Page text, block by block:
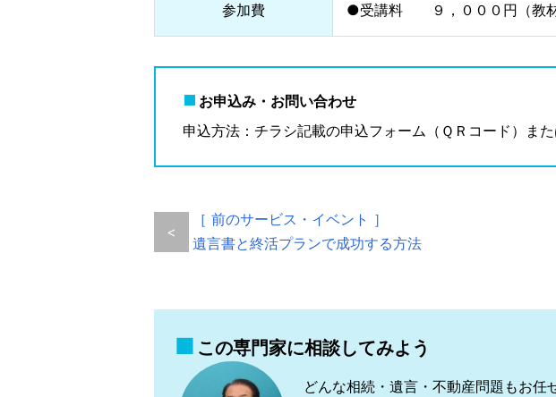
参加費 ●受講料 ９，０００円（教材
お申込み・お問い合わせ
申込方法：チラシ記載の申込フォーム（ＱＲコード）ま
<
［ 前のサービス・イベント ］
遺言書と終活プランで成功する方法
この専門家に相談してみよう
どんな相続・遺言・不動産問題もお任